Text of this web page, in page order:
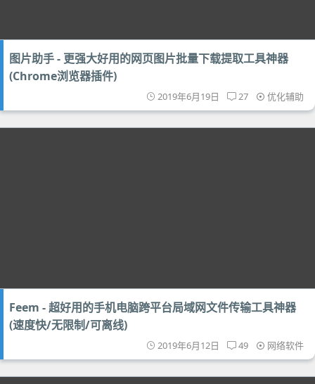
图片助手 - 更强大好用的网页图片批量下载提取工具神器
(Chrome浏览器插件)
2019年6月19日 27 优化辅助
Feem - 超好用的手机电脑跨平台局域网文件传输工具神器
(速度快/无限制/可离线)
2019年6月12日 49 网络软件